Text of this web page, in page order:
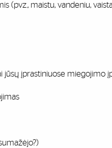
(pvz., maistu, vandeniu,
jūsų įprastiniuose miegojimo